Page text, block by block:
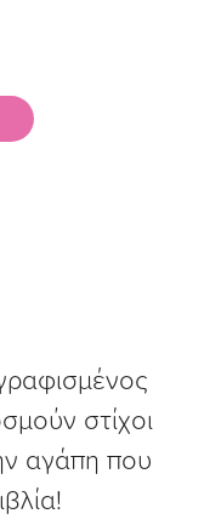
στίχοι
αγάπη που